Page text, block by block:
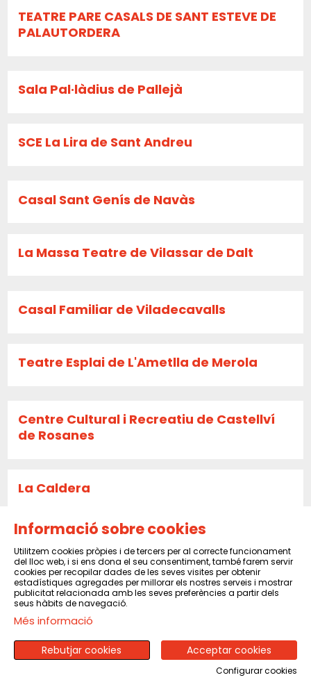
TEATRE PARE CASALS DE SANT ESTEVE DE
PALAUTORDERA
Sala Pal·làdius de Pallejà
SCE La Lira de Sant Andreu
Casal Sant Genís de Navàs
La Massa Teatre de Vilassar de Dalt
Casal Familiar de Viladecavalls
Teatre Esplai de L'Ametlla de Merola
Centre Cultural i Recreatiu de Castellví
de Rosanes
La Caldera
Sala El Sindicat de Balsareny
CENTRE CULTURAL I RECREATIU DE PINEDA
DE MAR
CENTRE MORAL I CULTURAL DEL POBLENOU
Informació sobre cookies
Utilitzem cookies pròpies i de tercers per al correcte funcionament
del lloc web, i si ens dona el seu consentiment, també farem servir
cookies per recopilar dades de les seves visites per obtenir
estadístiques agregades per millorar els nostres serveis i mostrar
publicitat relacionada amb les seves preferències a partir dels
seus hàbits de navegació.
Més informació
Acceptar cookies
Rebutjar cookies
Configurar cookies